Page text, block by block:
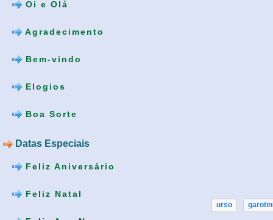
Oi e Olá
Agradecimento
Bem-vindo
Elogios
Boa Sorte
Datas Especiais
Feliz Aniversário
Feliz Natal
urso